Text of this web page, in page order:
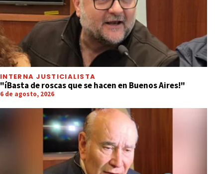
INTERNA JUSTICIALISTA
"íBasta de roscas que se hacen en Buenos Aires!"
6 de agosto, 2026